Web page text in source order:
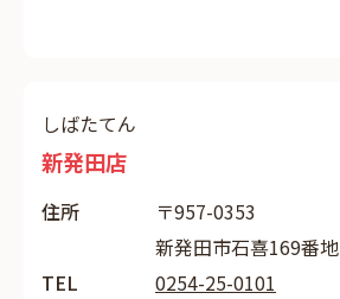
しばたてん
新発田店
住所
〒957-0353
新発田市石喜169番地
TEL
0254-25-0101